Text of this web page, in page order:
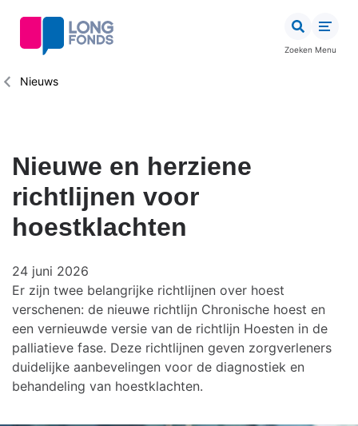
inhoud
Zoeken Menu
Kruimelpad
Nieuws
Nieuwe en herziene
richtlijnen voor
hoestklachten
24 juni 2026
Er zijn twee belangrijke richtlijnen over hoest
verschenen: de nieuwe richtlijn Chronische hoest en
een vernieuwde versie van de richtlijn Hoesten in de
palliatieve fase. Deze richtlijnen geven zorgverleners
duidelijke aanbevelingen voor de diagnostiek en
behandeling van hoestklachten.